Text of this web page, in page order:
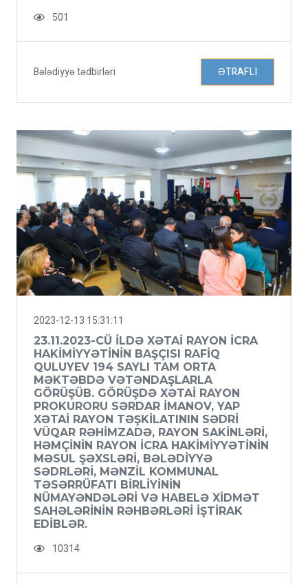
501
Bələdiyyə tədbirləri ƏTRAFLI
2023-12-13 15:31:11
23.11.2023-CÜ ILDƏ XƏTAI RAYON İCRA
HAKIMIYYƏTININ BAŞÇISI RAFIQ
QULUYEV 194 SAYLI TAM ORTA
MƏKTƏBDƏ VƏTƏNDAŞLARLA
GÖRÜŞÜB. GÖRÜŞDƏ XƏTAI RAYON
PROKURORU SƏRDAR İMANOV, YAP
XƏTAI RAYON TƏŞKILATININ SƏDRI
VÜQAR RƏHIMZADƏ, RAYON SAKINLƏRI,
HƏMÇININ RAYON ICRA HAKIMIYYƏTININ
MƏSUL ŞƏXSLƏRI, BƏLƏDIYYƏ
SƏDRLƏRI, MƏNZIL KOMMUNAL
TƏSƏRRÜFATI BIRLIYININ
NÜMAYƏNDƏLƏRI VƏ HABELƏ XIDMƏT
SAHƏLƏRININ RƏHBƏRLƏRI IŞTIRAK
EDIBLƏR.
10314